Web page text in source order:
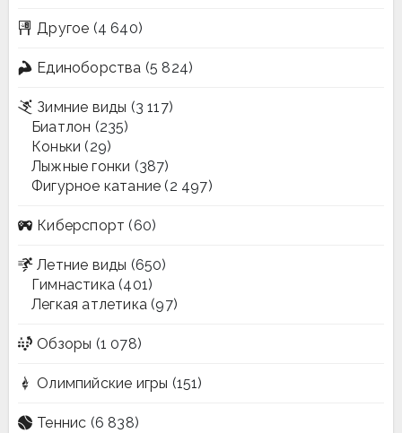
Другое (4 640)
Единоборства (5 824)
Зимние виды (3 117)
Биатлон (235)
Коньки (29)
Лыжные гонки (387)
Фигурное катание (2 497)
Киберспорт (60)
Летние виды (650)
Гимнастика (401)
Легкая атлетика (97)
Обзоры (1 078)
Олимпийские игры (151)
Теннис (6 838)